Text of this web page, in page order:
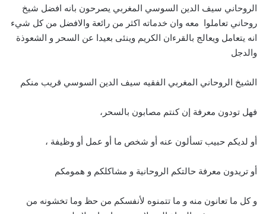
الروحاني سيف الدين السوسي المغربي يصرحون بانه افضل شيخ
روحاني تعاملوا معه وان خدماته اكثر من رائعة والافضل من كل شيء
انه يتعامل ويعالج بالقرءان الكريم وينئى بعيدا عن السحر و الشعوذة
والدجل
الشيخ الروحاني المغربي الفقيه سيف الدين السوسي قريب منكم
فهل تودون معرفة إن كنتم مصابون بالسحر،
أو لديكم حبيب تسألون عنه أو شخص ما أو عمل أو وظيفة ،
أو تريدون معرفة حالتكم الروحانية و مشاكلكم و همومكم
و كل ما تعانون منه و ما تتمنوه لأنفسكم من حظ وما تخشونه من